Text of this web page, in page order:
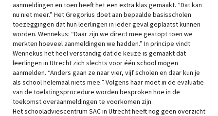
aanmeldingen en toen heeft het een extra klas gemaakt. “Dat kan
nu niet meer.” Het Gregorius doet aan bepaalde basisscholen
toezeggingen dat hun leerlingen in ieder geval geplaatst kunnen
worden. Wennekus: “Daar zijn we direct mee gestopt toen we
merkten hoeveel aanmeldingen we hadden.” In principe vindt
Wennekus het heel verstandig dat de keuze is gemaakt dat
leerlingen in Utrecht zich slechts voor één school mogen
aanmelden. “Anders gaan ze naar vier, vijf scholen en daar kun je
als school helemaal niets mee.” Volgens haar moet in de evaluatie
van de toelatingsprocedure worden besproken hoe in de
toekomst overaanmeldingen te voorkomen zijn.
Het schooladviescentrum SAC in Utrecht heeft nog geen overzicht